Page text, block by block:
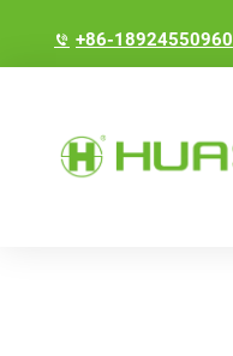
+86-18924550960